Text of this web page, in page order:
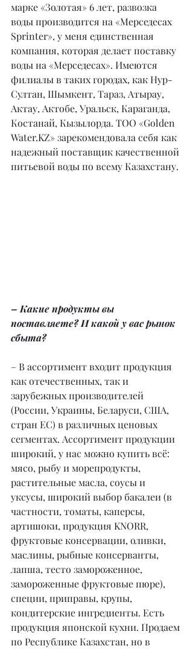
марке «Золотая» 6 лет, развозка
воды производится на «Мерседесах
Sprinter», у меня единственная
компания, которая делает поставку
воды на «Мерседесах». Имеются
филиалы в таких городах, как Нур-
Султан, Шымкент, Тараз, Атырау,
Актау, Актобе, Уральск, Караганда,
Костанай, Кызылорда. ТОО «Golden
Water.KZ» зарекомендовала себя как
надежный поставщик качественной
питьевой воды по всему Казахстану.
– Какие продукты вы
поставляете? И какой у вас рынок
сбыта?
– В ассортимент входит продукция
как отечественных, так и
зарубежных производителей
(России, Украины, Беларуси, США,
стран ЕС) в различных ценовых
сегментах. Ассортимент продукции
широкий, у нас можно купить всё:
мясо, рыбу и морепродукты,
растительные масла, соусы и
уксусы, широкий выбор бакалеи (в
частности, томаты, каперсы,
артишоки, продукция KNORR,
фруктовые консервации, оливки,
маслины, рыбные консерванты,
лапша, тесто замороженное,
замороженные фруктовые пюре),
специи, приправы, крупы,
кондитерские ингредиенты. Есть
продукция японской кухни. Продаем
по Республике Казахстан, но в